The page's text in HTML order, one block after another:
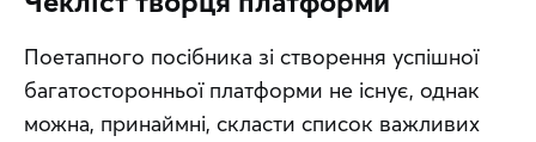
Поетапного посібника зі створення успішної
багатосторонньої платформи не існує, однак
можна, принаймні, скласти список важливих